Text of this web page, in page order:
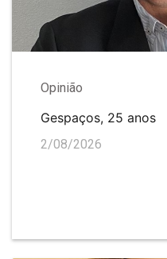
Opinião
Gespaços, 25 anos
2/08/2026